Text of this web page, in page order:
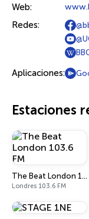
Web:
Redes:
Aplicaciones:
Estaciones
The Beat London 103.6 FM
Londres 103.6 FM